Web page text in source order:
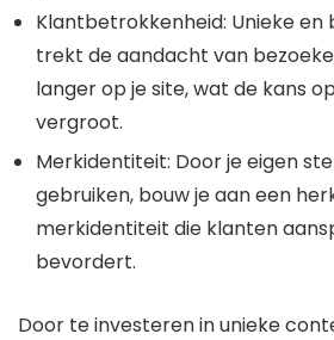
Klantbetrokkenheid: Unieke
trekt de aandacht van
langer op je site, wat de kans
vergroot.
Merkidentiteit: Door je eigen
gebruiken, bouw je aan een
merkidentiteit die klanten
bevordert.
Door te investeren in unieke